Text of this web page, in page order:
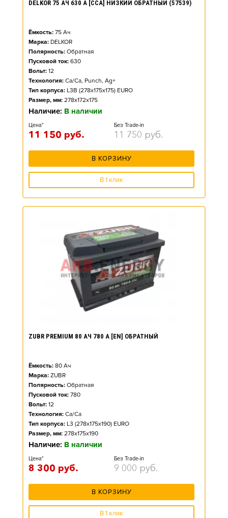
DELKOR 75 АЧ 630 А [CCA] НИЗКИЙ ОБРАТНЫЙ (57539)
Ёмкость: 75 Ач
Марка: DELKOR
Полярность: Обратная
Пусковой ток: 630
Вольт: 12
Технология: Ca/Ca, Punch, Ag+
Тип корпуса: L3B (278x175x175) EURO
Размер, мм: 278x172x175
Наличие: В наличии
Цена*
11 150 руб.
Без Trade-in
11 750 руб.
В КОРЗИНУ
В 1 клик
ZUBR PREMIUM 80 АЧ 780 А [EN] ОБРАТНЫЙ
Ёмкость: 80 Ач
Марка: ZUBR
Полярность: Обратная
Пусковой ток: 780
Вольт: 12
Технология: Ca/Ca
Тип корпуса: L3 (278x175x190) EURO
Размер, мм: 278x175x190
Наличие: В наличии
Цена*
8 300 руб.
Без Trade-in
9 000 руб.
В КОРЗИНУ
В 1 клик